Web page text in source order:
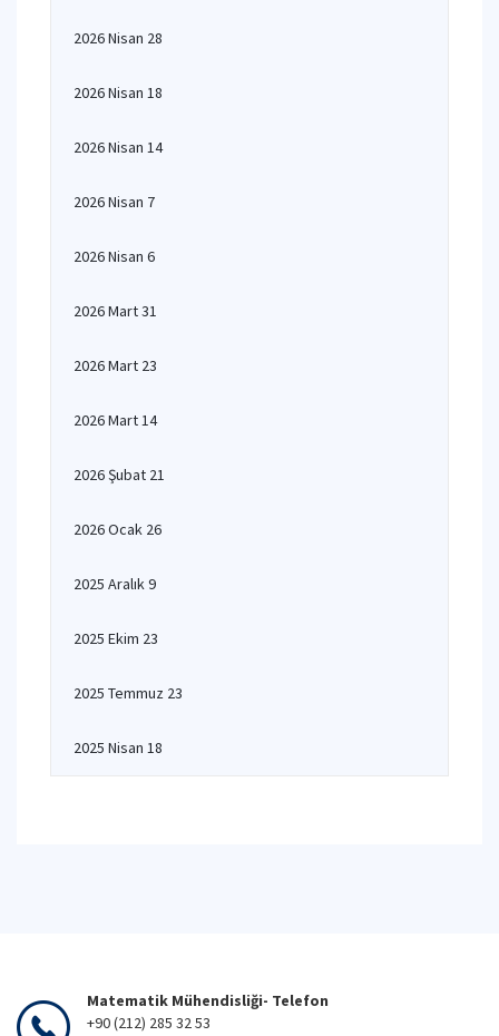
2026 Nisan 28
2026 Nisan 18
2026 Nisan 14
2026 Nisan 7
2026 Nisan 6
2026 Mart 31
2026 Mart 23
2026 Mart 14
2026 Şubat 21
2026 Ocak 26
2025 Aralık 9
2025 Ekim 23
2025 Temmuz 23
2025 Nisan 18
Matematik Mühendisliği- Telefon
+90 (212) 285 32 53